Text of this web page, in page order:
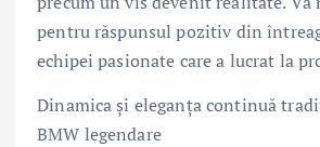
pentru răspunsul pozitiv din
echipei pasionate care a lucrat la
Dinamica şi eleganţa continuă
BMW legendare